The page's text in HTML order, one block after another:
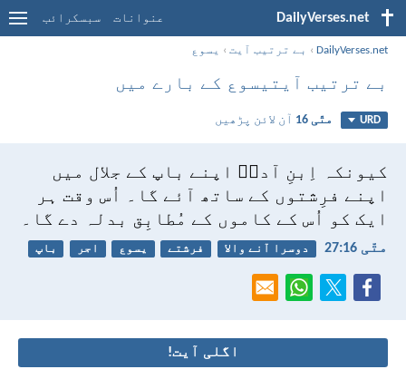
DailyVerses.net عنوانات سبسکرائب
DailyVerses.net
› بے ترتیب آیت › یسوع
بے ترتیب آیتیسوع کے بارے میں
URD متّی 16 آن لائن پڑھیں
کیونکہ اِبنِ آدمؔ اپنے باپ کے جلال میں
اپنے فرِشتوں کے ساتھ آئے گا۔ اُس وقت ہر
ایک کو اُس کے کاموں کے مُطابِق بدلہ دے گا۔
متّی 16:‏27 دوسرا آنے والا فرشتے یسوع اجر باپ
اگلی آیت!